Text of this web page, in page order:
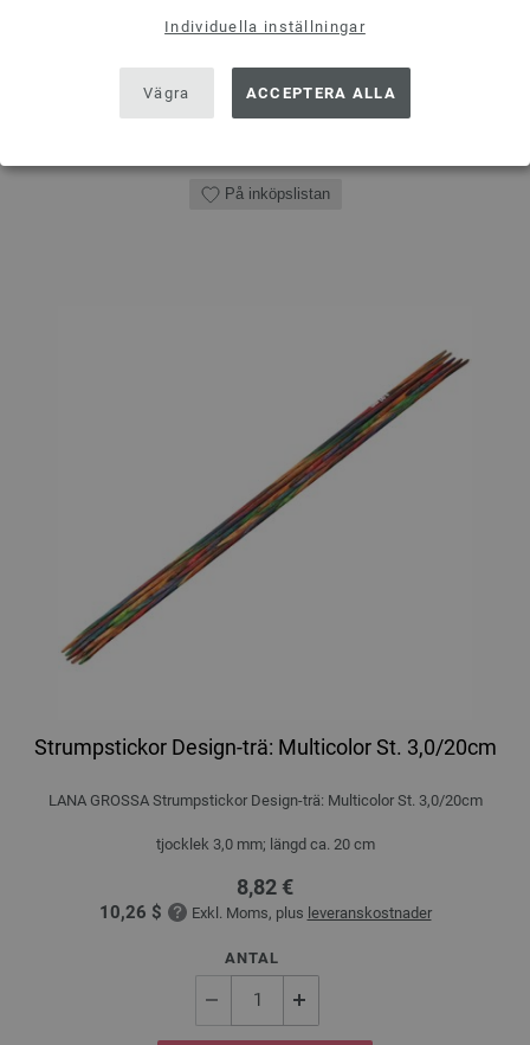
Individuella inställningar
Vägra ACCEPTERA ALLA
I VARUKORGEN
På inköpslistan
Strumpstickor Design-trä: Multicolor St. 3,0/20cm
LANA GROSSA Strumpstickor Design-trä: Multicolor St. 3,0/20cm
tjocklek 3,0 mm; längd ca. 20 cm
8,82 €
10,26 $ Exkl. Moms, plus leveranskostnader
ANTAL